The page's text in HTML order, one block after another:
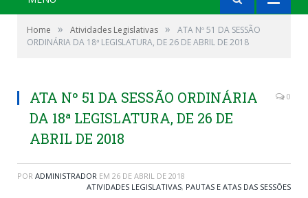
Home » Atividades Legislativas »
ATA Nº 51 DA SESSÃO
ORDINÁRIA DA 18ª LEGISLATURA, DE 26 DE ABRIL DE 2018
ATA Nº 51 DA SESSÃO ORDINÁRIA
DA 18ª LEGISLATURA, DE 26 DE
ABRIL DE 2018
0
POR ADMINISTRADOR EM 26 DE ABRIL DE 2018
ATIVIDADES LEGISLATIVAS, PAUTAS E ATAS DAS SESSÕES